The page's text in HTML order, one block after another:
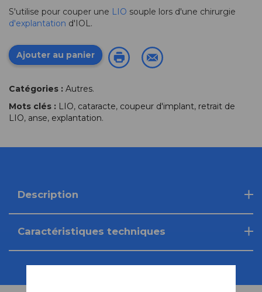
S'utilise pour couper une LIO souple lors d'une chirurgie
d'explantation d'IOL.
Ajouter au panier
Catégories : Autres.
Mots clés : LIO, cataracte, coupeur d'implant, retrait de
LIO, anse, explantation.
Description
Caractéristiques techniques